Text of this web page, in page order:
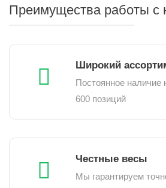
Преимущества работы с
Широкий
Постоянное наличие
600 позиций
Честные весы
Мы гарантируем